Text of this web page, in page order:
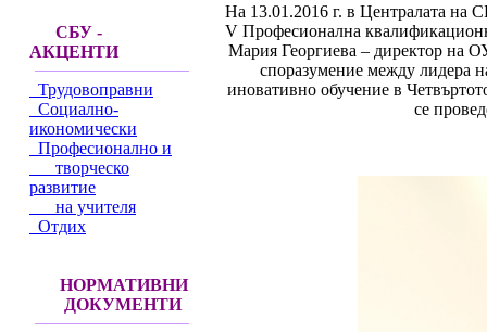
СБУ -
АКЦЕНТИ
Трудовоправни
Социално-
икономически
Професионално и
творческо
развитие
на учителя
Отдих
НОРМАТИВНИ
ДОКУМЕНТИ
На 13.01.2016 г. в Централата на
V Професионална
Мария Георгиева – директор на
споразумение между лидера
иновативно обучение в
се